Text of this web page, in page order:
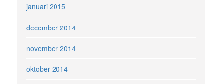
januari 2015
december 2014
november 2014
oktober 2014